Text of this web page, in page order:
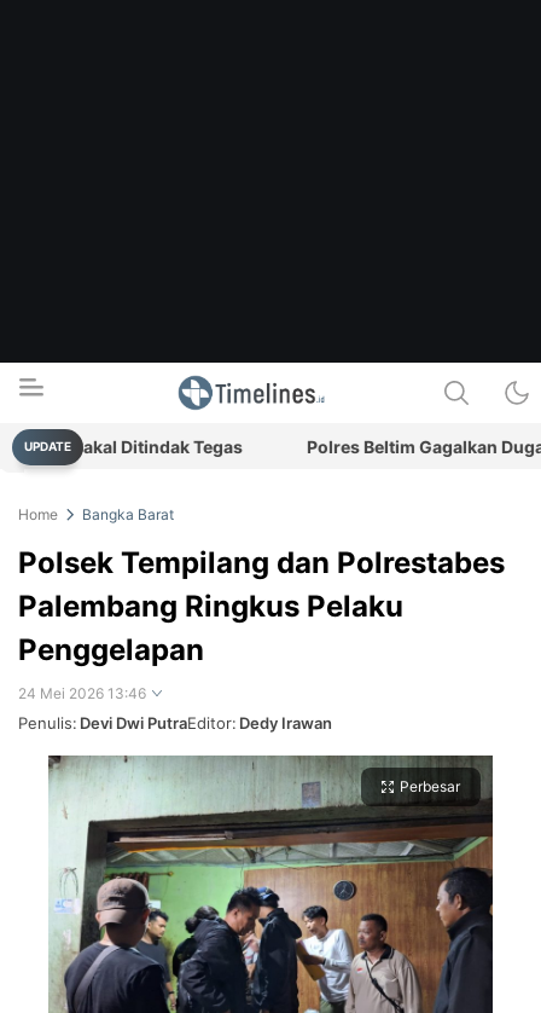
Timelines.id
Media Literasi, Sejarah & Budaya
UPDATE
Bakal Ditindak Tegas Polres Beltim Gagalkan Dugaan
Home Bangka Barat
Polsek Tempilang dan Polrestabes
Palembang Ringkus Pelaku
Penggelapan
24 Mei 2026 13:46
Penulis: Devi Dwi PutraEditor: Dedy Irawan
Perbesar